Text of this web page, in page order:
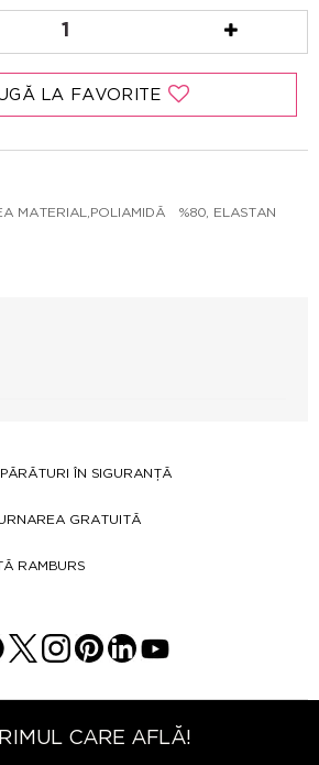
1
LA FAVORITE
MATERIAL,POLIAMIDĂ %80, ELASTAN
ÎN SIGURANȚĂ
GRATUITĂ
RAMBURS
CARE AFLĂ!